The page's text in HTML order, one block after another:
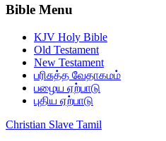
Bible Menu
KJV Holy Bible
Old Testament
New Testament
பரிசுத்த வேதாகமம்
பழைய ஏற்பாடு
புதிய ஏற்பாடு
Christian Slave Tamil